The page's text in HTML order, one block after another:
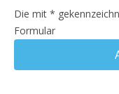
Die mit *
Formular